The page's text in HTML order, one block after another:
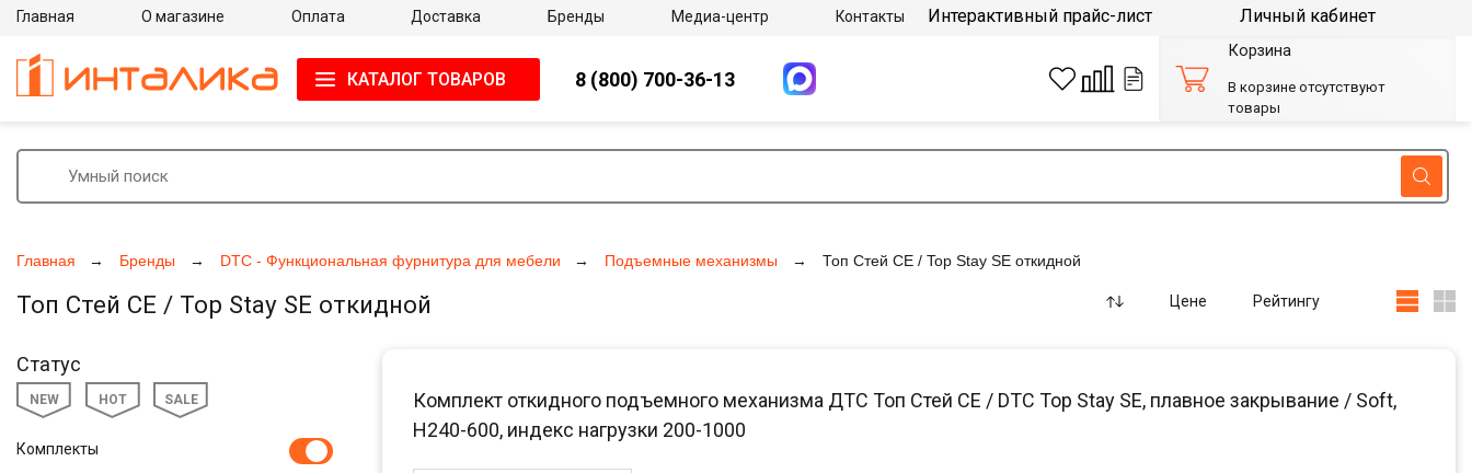
Главная Бренды DTC - Функциональная фурнитура для мебели Подъемные механизмы Топ Стей СЕ / Top Stay SE откидной
Топ Стей СЕ / Top Stay SE откидной Цене Рейтингу
Статус
NEW HOT SALE
Комплекты
Комплект откидного подъемного механизма ДТС Топ Стей СЕ / DTC Top Stay SE, плавное закрывание / Soft,
H240-600, индекс нагрузки 200-1000
Главная О магазине Оплата Доставка Бренды Медиа-центр Контакты Интерактивный прайс-лист Личный кабинет
КАТАЛОГ ТОВАРОВ 8 (800) 700-36-13
Корзина
В корзине отсутствуют
товары